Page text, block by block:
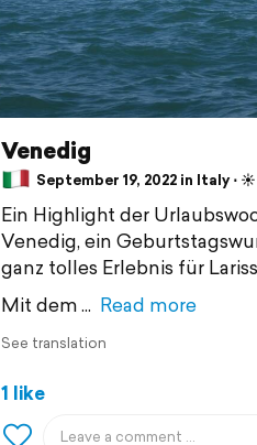
Venedig
September 19, 2022 in Italy ⋅ ☀️
Ein Highlight der
Venedig, ein
ganz tolles Erlebnis für
Mit dem
Read more
See translation
1 like